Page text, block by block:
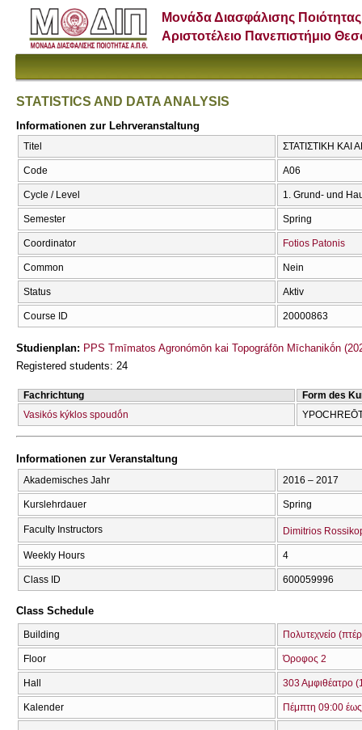
Μονάδα Διασφάλισης Ποιότητας
Αριστοτέλειο Πανεπιστήμιο
STATISTICS AND DATA ANALYSIS
Informationen zur Lehrveranstaltung
Titel ΣΤΑΤΙΣΤΙΚΗ ΚΑΙ
Code Α06
Cycle / Level 1. Grund- und
Semester Spring
Coordinator Fotios Patonis
Common Nein
Status Aktiv
Course ID 20000863
Studienplan: PPS Tmīmatos Agronómōn kai Topográfōn Mīchanikṓn
Registered students: 24
Fachrichtung
Form des
Vasikós kýklos spoudṓn
Informationen zur Veranstaltung
Akademisches Jahr 2016 – 2017
Kurslehrdauer Spring
Faculty Instructors Dimitrios
Weekly Hours 4
Class ID 600059996
Class Schedule
Building Πολυτεχνείο
Floor Όροφος 2
Hall 303 Αμφιθέατρο
Kalender Πέμπτη 09:00